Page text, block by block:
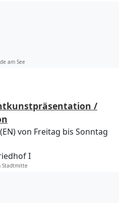
am See
/
von Freitag bis Sonntag
I
Stadtmitte